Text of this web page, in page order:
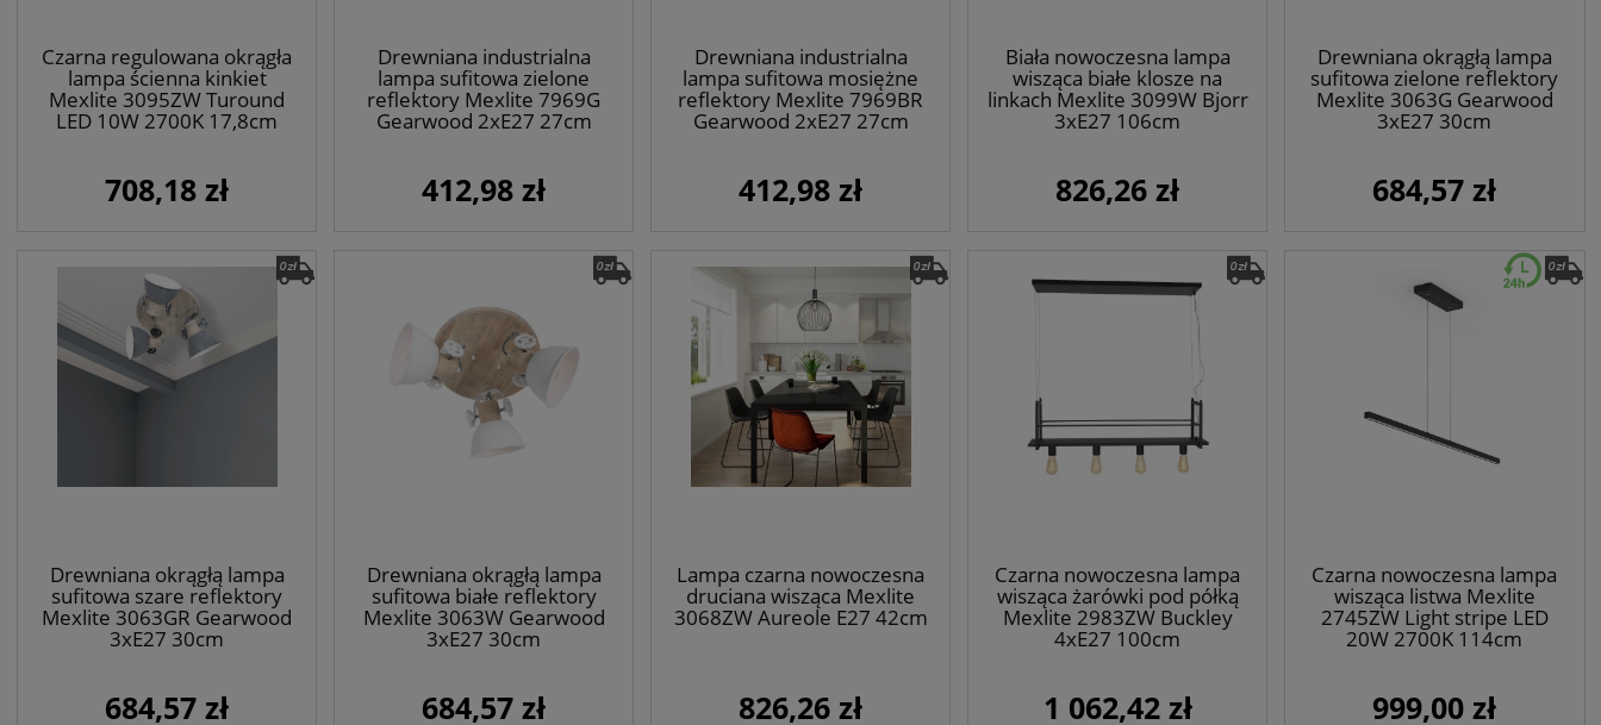
Czarna regulowana okrągła
lampa ścienna kinkiet
Mexlite 3095ZW Turound
LED 10W 2700K 17,8cm
708,18 zł
Drewniana industrialna
lampa sufitowa zielone
reflektory Mexlite 7969G
Gearwood 2xE27 27cm
412,98 zł
Drewniana industrialna
lampa sufitowa mosiężne
reflektory Mexlite 7969BR
Gearwood 2xE27 27cm
412,98 zł
Biała nowoczesna lampa
wisząca białe klosze na
linkach Mexlite 3099W Bjorr
3xE27 106cm
826,26 zł
Drewniana okrągłą lampa
sufitowa zielone reflektory
Mexlite 3063G Gearwood
3xE27 30cm
684,57 zł
Drewniana okrągłą lampa
sufitowa szare reflektory
Mexlite 3063GR Gearwood
3xE27 30cm
684,57 zł
Drewniana okrągłą lampa
sufitowa białe reflektory
Mexlite 3063W Gearwood
3xE27 30cm
684,57 zł
Lampa czarna nowoczesna
druciana wisząca Mexlite
3068ZW Aureole E27 42cm
826,26 zł
Czarna nowoczesna lampa
wisząca żarówki pod półką
Mexlite 2983ZW Buckley
4xE27 100cm
1 062,42 zł
Czarna nowoczesna lampa
wisząca listwa Mexlite
2745ZW Light stripe LED
20W 2700K 114cm
999,00 zł